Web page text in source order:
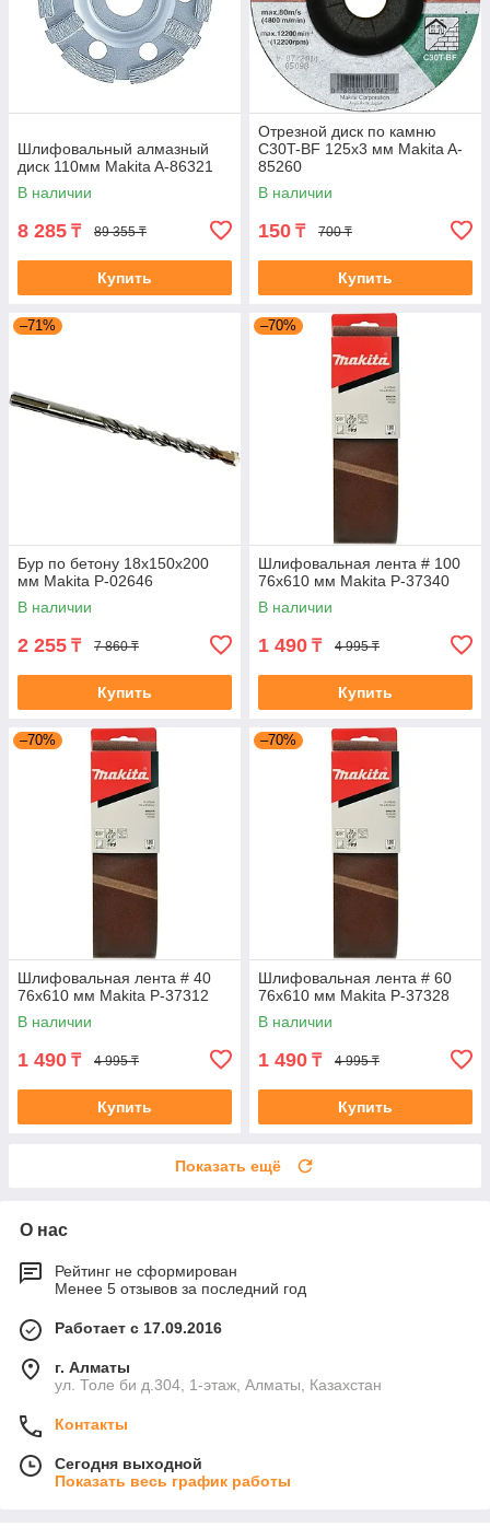
Шлифовальный алмазный
диск 110мм Makita A-86321
В наличии
8 285 ₸ 89 355 ₸
Купить
Отрезной диск по камню
C30T-BF 125x3 мм Makita A-
85260
В наличии
150 ₸ 700 ₸
Купить
–71%
Бур по бетону 18x150x200
мм Makita P-02646
В наличии
2 255 ₸ 7 860 ₸
Купить
–70%
Шлифовальная лента # 100
76x610 мм Makita P-37340
В наличии
1 490 ₸ 4 995 ₸
Купить
–70%
Шлифовальная лента # 40
76x610 мм Makita P-37312
В наличии
1 490 ₸ 4 995 ₸
Купить
–70%
Шлифовальная лента # 60
76x610 мм Makita P-37328
В наличии
1 490 ₸ 4 995 ₸
Купить
Показать ещё
О нас
Рейтинг не сформирован
Менее 5 отзывов за последний год
Работает с 17.09.2016
г. Алматы
ул. Толе би д.304, 1-этаж, Алматы, Казахстан
Контакты
Сегодня выходной
Показать весь график работы